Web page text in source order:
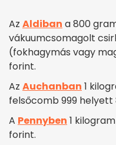
Az Aldiban a 800
vákuumcsomagolt
(fokhagymás vagy
forint.
Az Auchanban 1
felsőcomb 999 helyett
A Pennyben 1
forint.